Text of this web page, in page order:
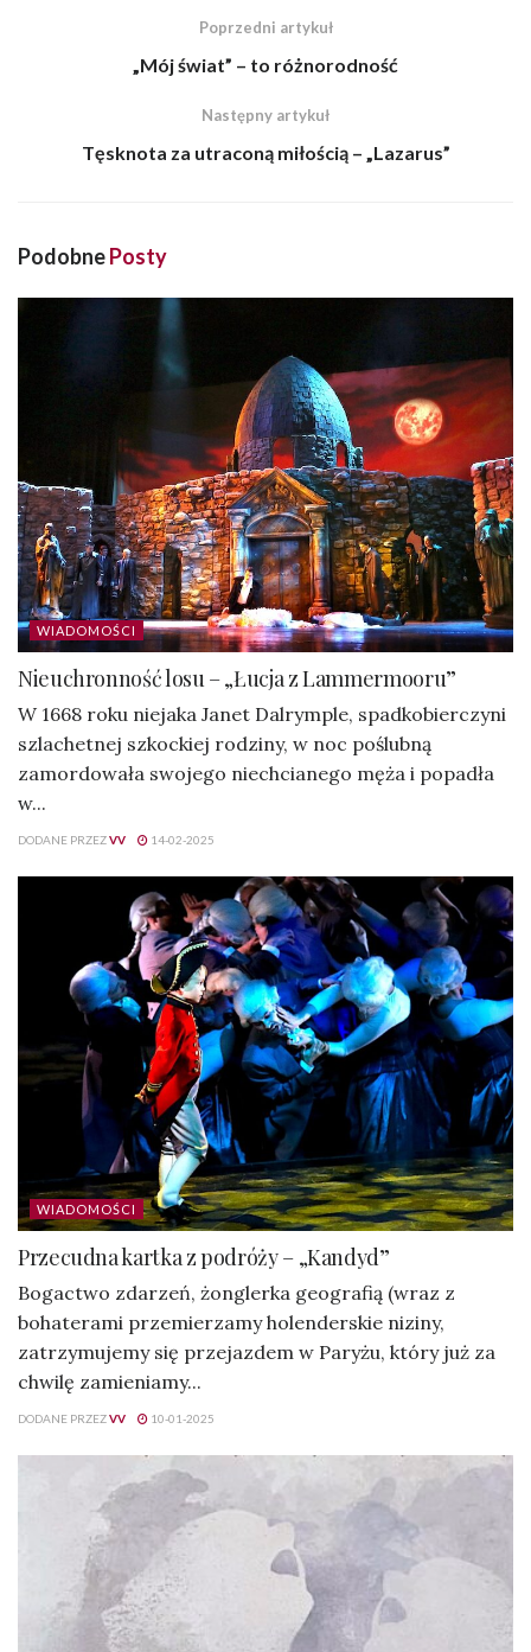
Poprzedni artykuł
„Mój świat” – to różnorodność
Następny artykuł
Tęsknota za utraconą miłością – „Lazarus”
PodobnePosty
WIADOMOŚCI
Nieuchronność losu – „Łucja z Lammermooru”
W 1668 roku niejaka Janet Dalrymple, spadkobierczyni
szlachetnej szkockiej rodziny, w noc poślubną
zamordowała swojego niechcianego męża i popadła
w...
DODANE PRZEZVV 14-02-2025
WIADOMOŚCI
Przecudna kartka z podróży – „Kandyd”
Bogactwo zdarzeń, żonglerka geografią (wraz z
bohaterami przemierzamy holenderskie niziny,
zatrzymujemy się przejazdem w Paryżu, który już za
chwilę zamieniamy...
DODANE PRZEZVV 10-01-2025